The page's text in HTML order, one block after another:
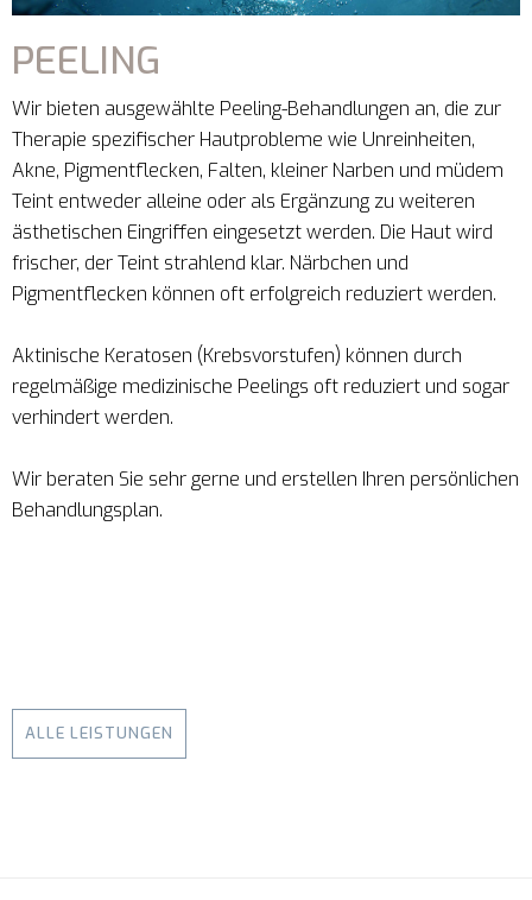
PEELING
Wir bieten ausgewählte Peeling-Behandlungen an, die zur
Therapie spezifischer Hautprobleme wie Unreinheiten,
Akne, Pigmentflecken, Falten, kleiner Narben und müdem
Teint entweder alleine oder als Ergänzung zu weiteren
ästhetischen Eingriffen eingesetzt werden. Die Haut wird
frischer, der Teint strahlend klar. Närbchen und
Pigmentflecken können oft erfolgreich reduziert werden.
Aktinische Keratosen (Krebsvorstufen) können durch
regelmäßige medizinische Peelings oft reduziert und sogar
verhindert werden.
Wir beraten Sie sehr gerne und erstellen Ihren persönlichen
Behandlungsplan.
ALLE LEISTUNGEN